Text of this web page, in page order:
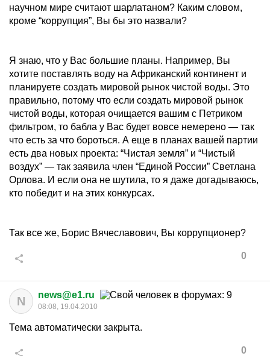
научном мире считают шарлатаном? Каким словом,
кроме “коррупция”, Вы бы это назвали?
Я знаю, что у Вас большие планы. Например, Вы
хотите поставлять воду на Африканский континент и
планируете создать мировой рынок чистой воды. Это
правильно, потому что если создать мировой рынок
чистой воды, которая очищается вашим с Петриком
фильтром, то бабла у Вас будет вовсе немерено — так
что есть за что бороться. А еще в планах вашей партии
есть два новых проекта: “Чистая земля” и “Чистый
воздух” — так заявила член “Единой России” Светлана
Орлова. И если она не шутила, то я даже догадываюсь,
кто победит и на этих конкурсах.
Так все же, Борис Вячеславович, Вы коррупционер?
0
N news@e1.ru
08:08, 19.04.2010
Тема автоматически закрыта.
0